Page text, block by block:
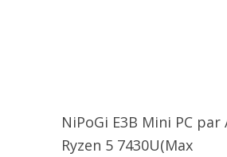
NiPoGi E3B Mini PC
Ryzen 5 7430U(Max